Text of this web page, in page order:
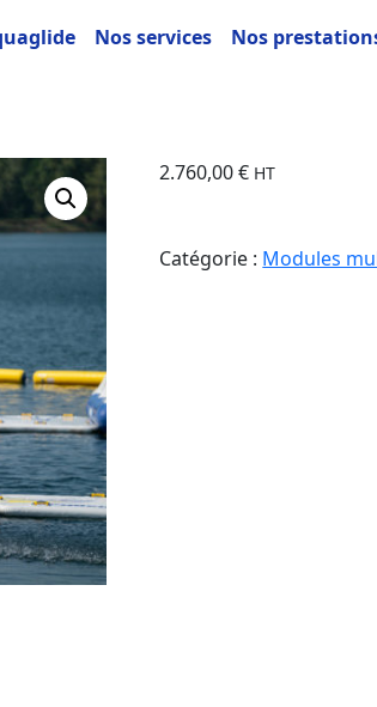
Nos services Nos
2.760,00€ HT
Catégorie : Modules